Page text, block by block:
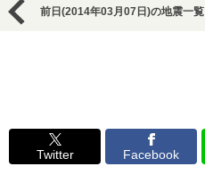
前日(2014年03月07日)の地震一覧
Twitter Facebook